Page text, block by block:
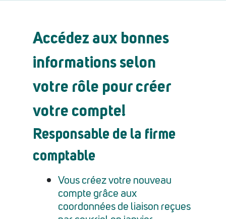
Accédez aux bonnes
informations selon
votre rôle pour créer
votre compte!
Responsable de la firme
comptable
Vous créez votre nouveau
compte grâce aux
coordonnées de liaison reçues